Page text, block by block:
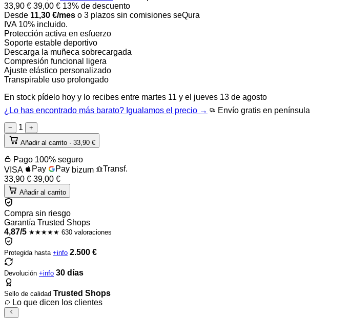
33,90 € 39,00 € 13% de descuento
Desde 11,30 €/mes o 3 plazos sin comisiones seQura
IVA 10% incluido.
Protección activa en esfuerzo
Soporte estable deportivo
Descarga la muñeca sobrecargada
Compresión funcional ligera
Ajuste elástico personalizado
Transpirable uso prolongado
En stock pídelo hoy y lo recibes entre martes 11 y el jueves 13 de agosto
¿Lo has encontrado más barato? Igualamos el precio →
Envío gratis en península
− 1
+
Añadir al carrito · 33,90 €
Pago 100% seguro
VISA
Pay Pay bizum
Transf.
33,90 € 39,00 €
Añadir al carrito
Compra sin riesgo
Garantía Trusted Shops
4,87/5 ★★★★★ 630 valoraciones
Protegida hasta +info 2.500 €
Devolución +info 30 días
Sello de calidad Trusted Shops
Lo que dicen los clientes